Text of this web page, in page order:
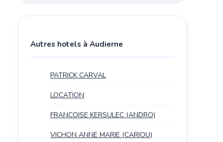
Autres hotels à Audierne
PATRICK CARVAL
LOCATION
FRANCOISE KERSULEC (ANDRO)
VICHON ANNE MARIE (CARIOU)